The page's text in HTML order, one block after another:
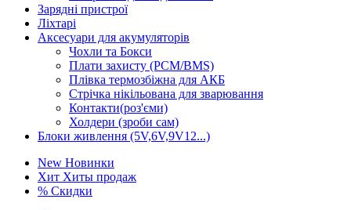
Зарядні пристрої
Ліхтарі
Аксесуари для акумуляторів
Чохли та Бокси
Плати захисту (PCM/BMS)
Плівка термозбіжна для АКБ
Стрічка нікільована для зварювання
Контакти(роз'єми)
Холдери (зроби сам)
Блоки живлення (5V,6V,9V12...)
New Новинки
Хит Хиты продаж
% Скидки